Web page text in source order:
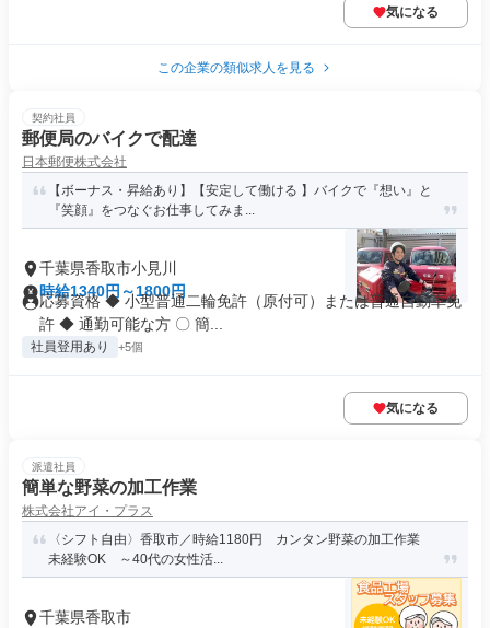
気になる
この企業の類似求人を見る
契約社員
郵便局のバイクで配達
日本郵便株式会社
【ボーナス・昇給あり】【安定して働ける 】バイクで『想い』と
『笑顔』をつなぐお仕事してみま...
千葉県香取市小見川
時給1340円～1800円
応募資格 ◆ 小型普通二輪免許（原付可）または普通自動車免
許 ◆ 通勤可能な方 〇 簡...
社員登用あり +5個
気になる
派遣社員
簡単な野菜の加工作業
株式会社アイ・プラス
〈シフト自由〉香取市／時給1180円 カンタン野菜の加工作業
未経験OK ～40代の女性活...
千葉県香取市